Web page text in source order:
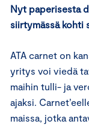
Nyt paperisesta
siirtymässä kohti
ATA carnet on
yritys voi viedä
maihin tulli- ja
ajaksi.
maissa, jotka